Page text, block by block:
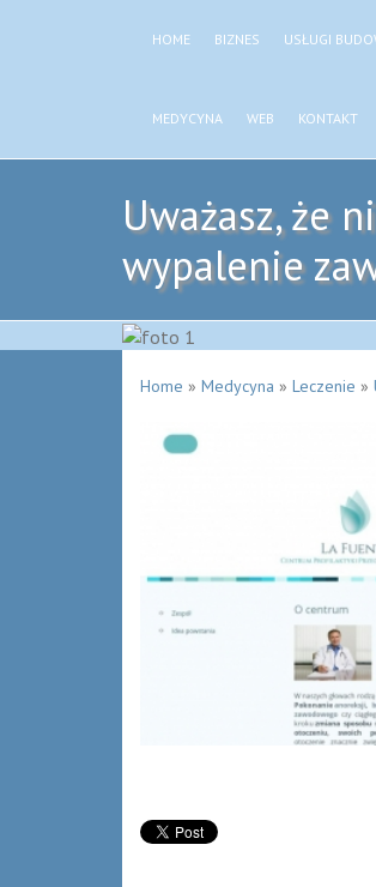
HOME BIZNES USŁUGI
MEDYCYNA WEB KONTAKT
Uważasz, że
wypalenie
Home » Medycyna » Leczenie »